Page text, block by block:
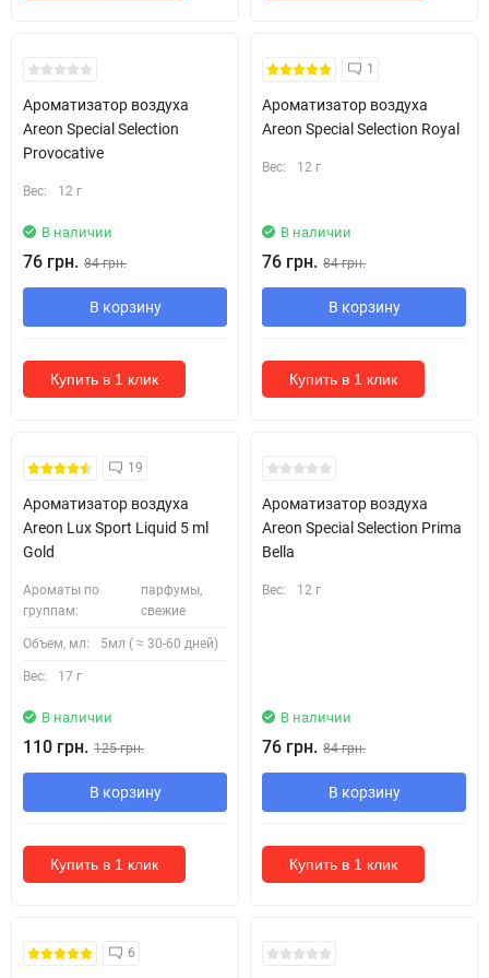
Ароматизатор воздуха
Areon Special Selection
Provocative
Вес: 12 г
В наличии
76 грн. 84 грн.
В корзину
Купить в 1 клик
1
Ароматизатор воздуха
Areon Special Selection Royal
Вес: 12 г
В наличии
76 грн. 84 грн.
В корзину
Купить в 1 клик
19
Ароматизатор воздуха
Areon Lux Sport Liquid 5 ml
Gold
Ароматы по
группам:
парфумы,
свежие
Объем, мл: 5мл ( ≈ 30-60 дней)
Вес: 17 г
В наличии
110 грн. 125 грн.
В корзину
Купить в 1 клик
Ароматизатор воздуха
Areon Special Selection Prima
Bella
Вес: 12 г
В наличии
76 грн. 84 грн.
В корзину
Купить в 1 клик
6